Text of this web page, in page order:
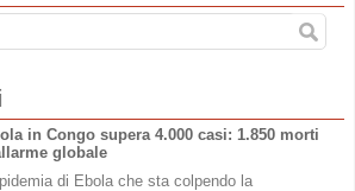
in Congo supera 4.000 casi: 1.850 morti
globale
di Ebola che sta colpendo la